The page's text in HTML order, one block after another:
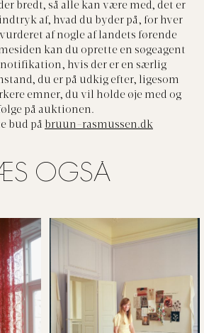
bredt, så alle kan være med, det er
af, hvad du byder på, for hver
af nogle af landets førende
kan du oprette en søgeagent
notifikation, hvis der er en særlig
du er på udkig efter, ligesom
emner, du vil holde øje med og
på auktionen.
bud på bruun-rasmussen.dk
OGSÅ